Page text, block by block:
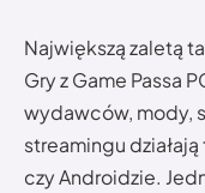
Największą zaletą
Gry z Game Passa
wydawców, mody,
streamingu
czy Androidzie.